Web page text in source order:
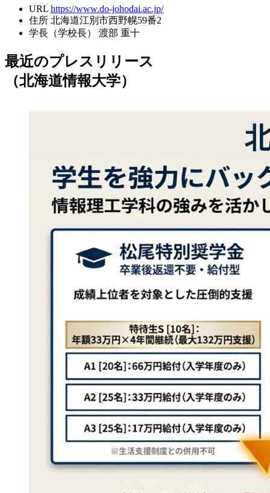
URL https://www.do-johodai.ac.jp/
住所 北海道江別市西野幌59番2
学長（学校長）
渡部 重十
最近のプレスリリース
（北海道情報大学）